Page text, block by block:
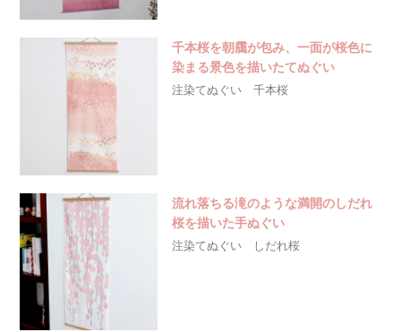
千本桜を朝靄が包み、一面が桜色に
染まる景色を描いたてぬぐい
注染てぬぐい 千本桜
流れ落ちる滝のような満開のしだれ
桜を描いた手ぬぐい
注染てぬぐい しだれ桜